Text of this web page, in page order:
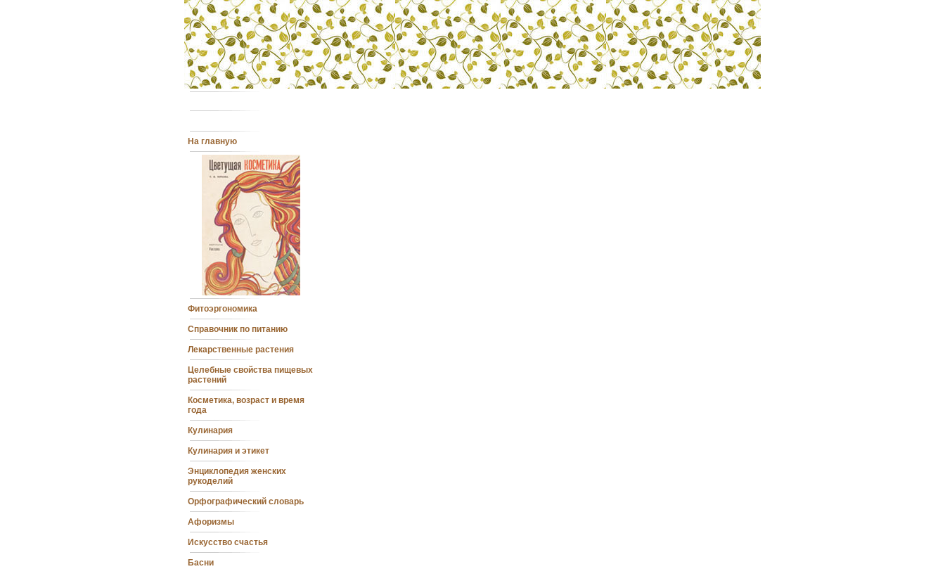
На главную
Фитоэргономика
Справочник по питанию
Лекарственные растения
Целебные свойства пищевых
растений
Косметика, возраст и время
года
Кулинария
Кулинария и этикет
Энциклопедия женских
рукоделий
Орфографический словарь
Афоризмы
Искусство счастья
Басни